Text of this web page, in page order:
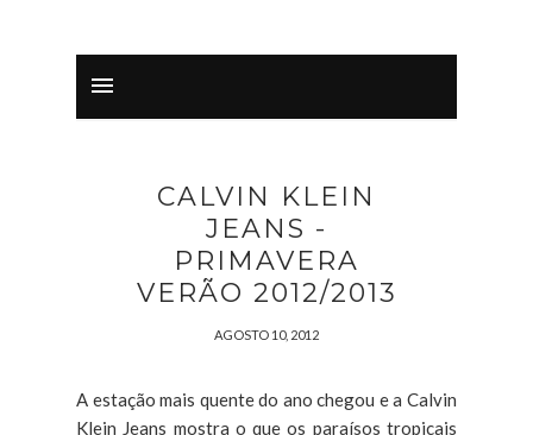
CALVIN KLEIN
JEANS -
PRIMAVERA
VERÃO 2012/2013
AGOSTO 10, 2012
A estação mais quente do ano chegou e a Calvin
Klein Jeans mostra o que os paraísos tropicais